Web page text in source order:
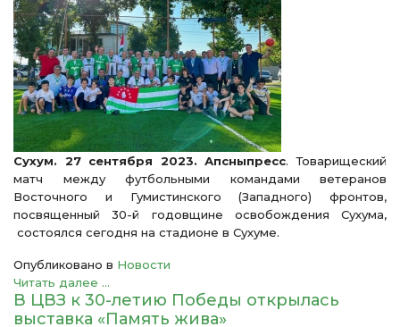
Сухум. 27 сентября 2023. Апсныпресс. Товарищеский
матч между футбольными командами ветеранов
Восточного и Гумистинского (Западного) фронтов,
посвященный 30-й годовщине освобождения Сухума,
состоялся сегодня на стадионе в Сухуме.
Опубликовано в Новости
Читать далее ...
В ЦВЗ к 30-летию Победы открылась
выставка «Память жива»